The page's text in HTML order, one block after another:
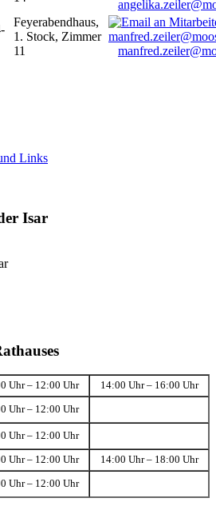
Feyerabendhaus,
1. Stock, Zimmer
11
Links
Isar
Uhr – 12:00 Uhr 14:00 Uhr – 16:00 Uhr
Uhr – 12:00 Uhr
Uhr – 12:00 Uhr
Uhr – 12:00 Uhr 14:00 Uhr – 18:00 Uhr
Uhr – 12:00 Uhr